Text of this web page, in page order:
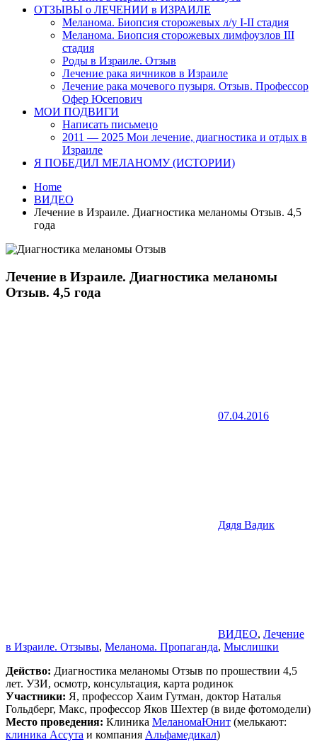
ОТЗЫВЫ о ЛЕЧЕНИИ в ИЗРАИЛЕ
Меланома. Биопсия сторожевых л/у I-II стадия
Меланома. Биопсия сторожевых лимфоузлов III
стадия
Роды в Израиле. Отзыв
Лечение рака яичников в Израиле
Лечение рака мочевого пузыря. Отзыв. Профессор
Офер Юсепович
МОИ ПОДВИГИ
Написать письмецо
2011 — 2025 Мои лечение, диагностика и отдых в
Израиле
Я ПОБЕДИЛ МЕЛАНОМУ (ИСТОРИИ)
Home
ВИДЕО
Лечение в Израиле. Диагностика меланомы Отзыв. 4,5
года
Лечение в Израиле. Диагностика меланомы
Отзыв. 4,5 года
07.04.2016
Дядя Вадик
ВИДЕО, Лечение
в Израиле. Отзывы, Меланома. Пропаганда, Мыслишки
Действо: Диагностика меланомы Отзыв по прошествии 4,5
лет. УЗИ, осмотр, консультация, карта родинок
Участники: Я, профессор Хаим Гутман, доктор Наталья
Гольдберг, Макс, профессор Яков Шехтер (в виде фотомодели)
Место проведения: Клиника МеланомаЮнит (мелькают:
клиника Ассута и компания Альфамедикал)